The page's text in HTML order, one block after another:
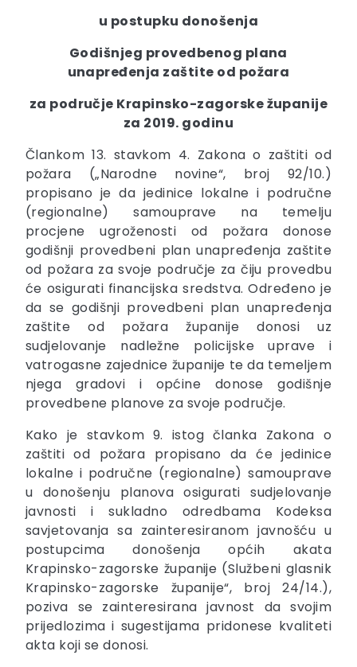
u postupku donošenja
Godišnjeg provedbenog plana
unapređenja zaštite od požara
za područje Krapinsko-zagorske županije
za 2019. godinu
Člankom 13. stavkom 4. Zakona o zaštiti od
požara („Narodne novine“, broj 92/10.)
propisano je da jedinice lokalne i područne
(regionalne) samouprave na temelju
procjene ugroženosti od požara donose
godišnji provedbeni plan unapređenja zaštite
od požara za svoje područje za čiju provedbu
će osigurati financijska sredstva. Određeno je
da se godišnji provedbeni plan unapređenja
zaštite od požara županije donosi uz
sudjelovanje nadležne policijske uprave i
vatrogasne zajednice županije te da temeljem
njega gradovi i općine donose godišnje
provedbene planove za svoje područje.
Kako je stavkom 9. istog članka Zakona o
zaštiti od požara propisano da će jedinice
lokalne i područne (regionalne) samouprave
u donošenju planova osigurati sudjelovanje
javnosti i sukladno odredbama Kodeksa
savjetovanja sa zainteresiranom javnošću u
postupcima donošenja općih akata
Krapinsko-zagorske županije (Službeni glasnik
Krapinsko-zagorske županije“, broj 24/14.),
poziva se zainteresirana javnost da svojim
prijedlozima i sugestijama pridonese kvaliteti
akta koji se donosi.